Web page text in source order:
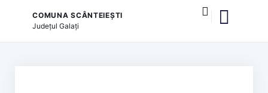
COMUNA SCÂNTEIEȘTI
JudețulGalați